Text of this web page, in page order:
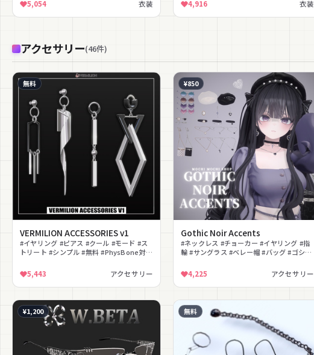
ーク #冬服 #MA対応
5,054 衣装
4,916
衣装
アクセサリー(46件)
無料
VERMILION ACCESSORIES v1
#イヤリング #ピアス #クール #モード #ス
トリート #シンプル #無料 #PhysBone対応
5,443
アクセサリー
¥850
Gothic Noir Accents
#ネックレス #チョーカー #イヤリング #指
輪 #サングラス #ベレー帽 #バッグ #ゴシッ
4,225
アクセサリー
¥1,200 無料